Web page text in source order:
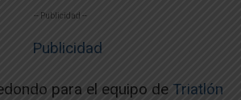
-- Publicidad --
para el equipo de Triatlón